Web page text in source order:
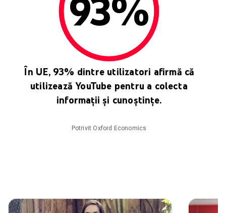
93%
În UE, 93% dintre utilizatori afirmă că
utilizează YouTube pentru a colecta
informații și cunoștințe.
Potrivit Oxford Economics